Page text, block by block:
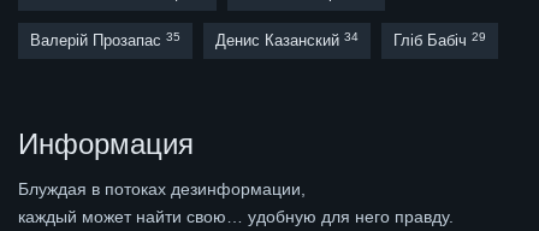
Валерій Прозапас 35 Денис Казанский 34 Гліб Бабіч 29
Информация
Блуждая в потоках дезинформации,
каждый может найти свою… удобную для него правду.